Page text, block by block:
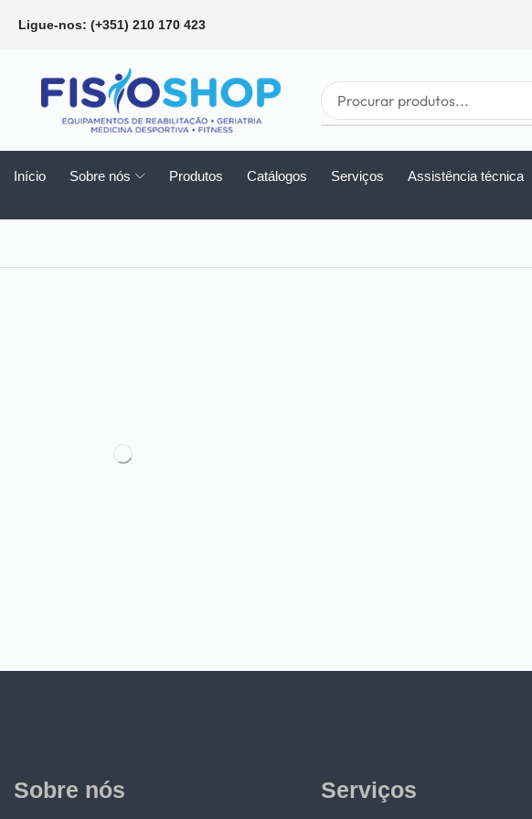
Ligue-nos: (+351) 210 170 423
Início Sobre nós Produtos Catálogos Serviços Assistência técnica
Sobre nós Serviços